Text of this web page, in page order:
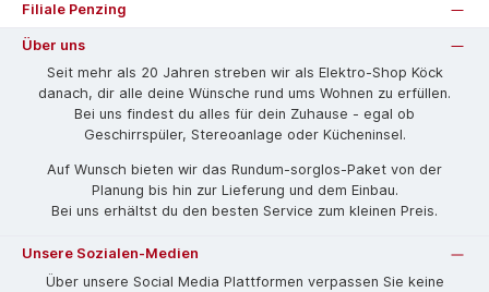
Filiale Penzing
Über uns
Seit mehr als 20 Jahren streben wir als Elektro-Shop Köck
danach, dir alle deine Wünsche rund ums Wohnen zu erfüllen.
Bei uns findest du alles für dein Zuhause - egal ob
Geschirrspüler, Stereoanlage oder Kücheninsel.
Auf Wunsch bieten wir das Rund­um-sorg­los-Pa­ket von der
Planung bis hin zur Lieferung und dem Einbau.
Bei uns erhältst du den besten Service zum kleinen Preis.
Unsere Sozialen-Medien
Über unsere Social Media Plattformen verpassen Sie keine